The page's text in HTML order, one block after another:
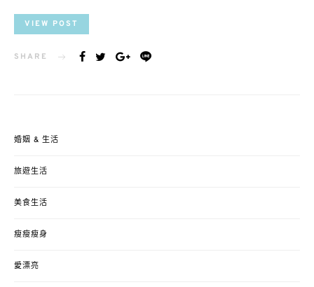
VIEW POST
SHARE
婚姻 & 生活
旅遊生活
美食生活
瘦瘦瘦身
愛漂亮